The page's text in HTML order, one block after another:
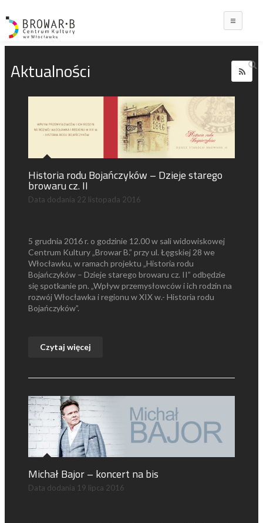
Aktualności
Historia rodu Bojańczyków – Dzieje starego
browaru cz. II
Data dodania 22 listopada 2016
5 grudnia 2016 r. o godzinie 12.00 w sali widowiskowej
Centrum Kultury „Browar B.” przy ul. Łęgskiej 28 we
Włocławku, w ramach projektu „Historia rodu
Bojańczyków – Dzieje starego browaru cz. II” odbędzie
się spotkanie pn. „Wpływ przemysłowców i ich rodzin na
rozwój Włocławka i regionu w XIX w.- Historia rodu
Bojańczyków”.
Czytaj więcej
Michał Bajor – koncert na bis
Data dodania 19 lipca 2016